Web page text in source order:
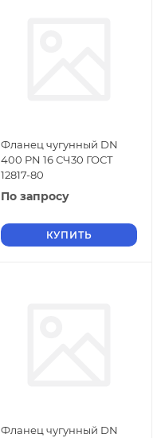
Фланец чугунный DN
400 PN 16 СЧ30 ГОСТ
12817-80
По запросу
КУПИТЬ
Фланец чугунный DN